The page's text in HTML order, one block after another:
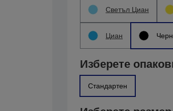
Светъл Циан
Циан
Изберете
Стандартен